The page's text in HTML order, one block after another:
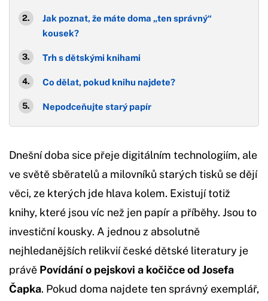
Jak poznat, že máte doma „ten správný“
kousek?
Trh s dětskými knihami
Co dělat, pokud knihu najdete?
Nepodceňujte starý papír
Dnešní doba sice přeje digitálním technologiím, ale
ve světě sběratelů a milovníků starých tisků se dějí
věci, ze kterých jde hlava kolem. Existují totiž
knihy, které jsou víc než jen papír a příběhy. Jsou to
investiční kousky. A jednou z absolutně
nejhledanějších relikvií české dětské literatury je
právě Povídání o pejskovi a kočičce od Josefa
Čapka. Pokud doma najdete ten správný exemplář,